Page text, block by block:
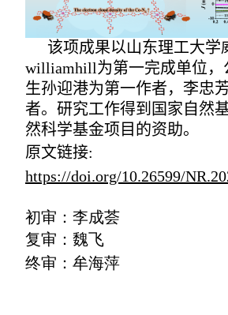
该项成果以山东理工大学
williamhill为第一完成单位，
生孙迎港为第一作者，李忠
者。研究工作得到国家自然
然科学基金项目的资助。
原文链接:
https://doi.org/10.26599/
初审：李成荟
复审：魏飞
终审：牟海萍